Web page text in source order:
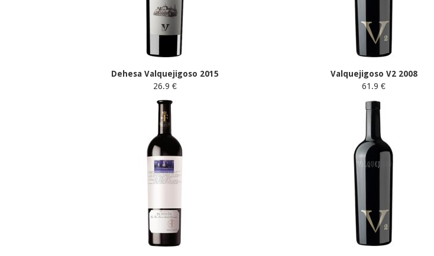
Dehesa Valquejigoso 2015
26.9 €
Valquejigoso V2 2008
61.9 €